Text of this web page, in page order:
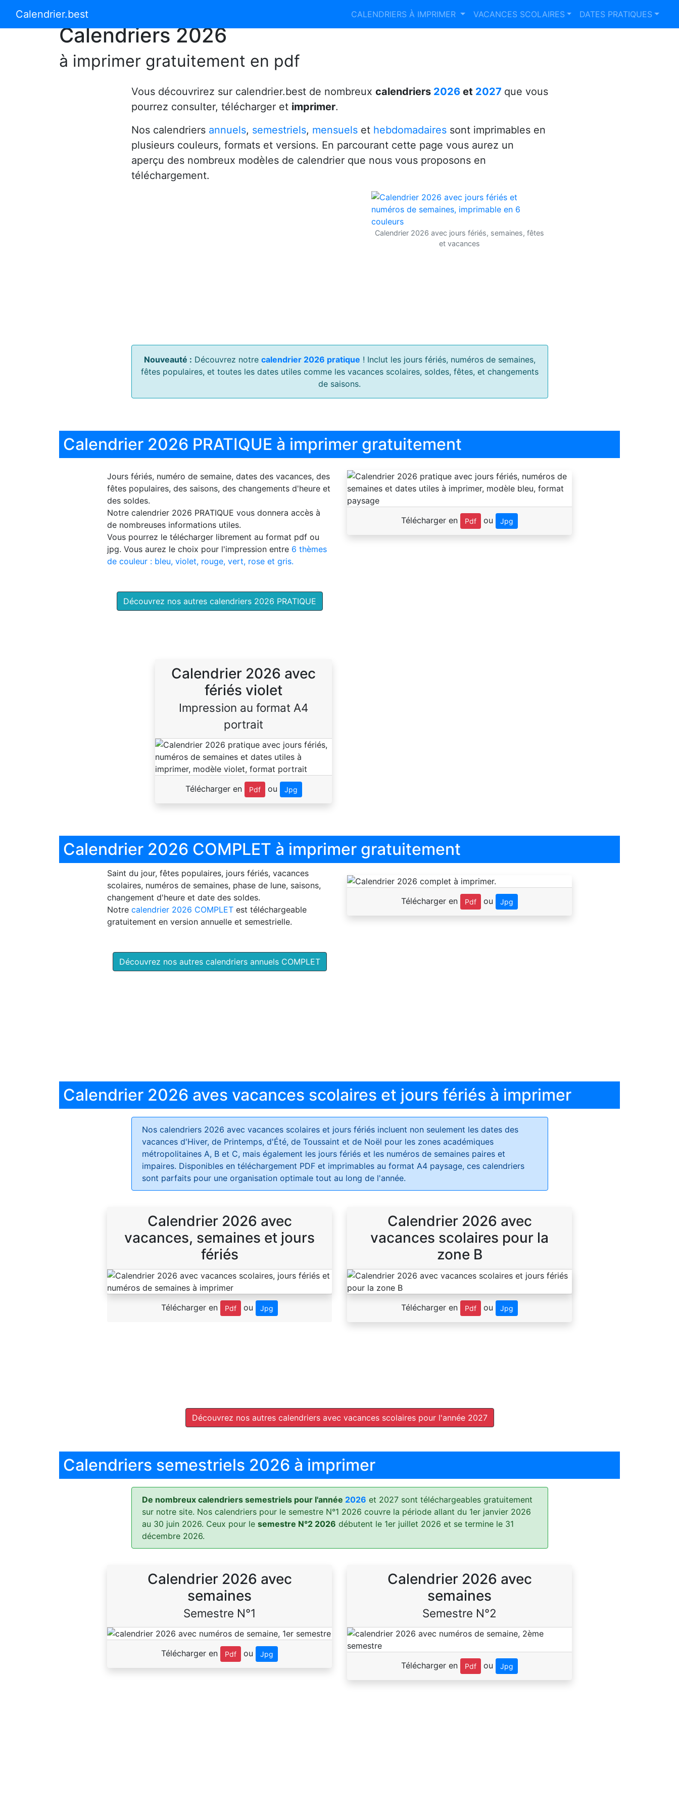
Calendrier.best CALENDRIERS À IMPRIMER VACANCES SCOLAIRES DATES PRATIQUES
Calendrier 2024 Calendrier 2027
Calendriers 2026
à imprimer gratuitement en pdf
Vous découvrirez sur calendrier.best de nombreux calendriers 2026et 2027 que vous
pourrez consulter, télécharger et imprimer.
Nos calendriers annuels, semestriels, mensuelset hebdomadairessont imprimables en
plusieurs couleurs, formats et versions. En parcourant cette page vous aurez un
aperçu des nombreux modèles de calendrier que nous vous proposons en
téléchargement.
Calendrier 2026 avec jours fériés, semaines, fêtes
et vacances
Nouveauté : Découvrez notre calendrier 2026 pratique ! Inclut les jours fériés, numéros de semaines,
fêtes populaires, et toutes les dates utiles comme les vacances scolaires, soldes, fêtes, et changements
de saisons.
Calendrier 2026 PRATIQUE à imprimer gratuitement
Jours fériés, numéro de semaine, dates des vacances, des
fêtes populaires, des saisons, des changements d'heure et
des soldes.
Notre calendrier 2026 PRATIQUE vous donnera accès à
de nombreuses informations utiles.
Vous pourrez le télécharger librement au format pdf ou
jpg. Vous aurez le choix pour l'impression entre 6 thèmes
de couleur : bleu, violet, rouge, vert, rose et gris.
Découvrez nos autres calendriers 2026 PRATIQUE
Télécharger en Pdf ou Jpg
Calendrier 2026 avec
fériés violet
Impression au format A4
portrait
Télécharger en Pdf ou Jpg
Calendrier 2026 COMPLET à imprimer gratuitement
Saint du jour, fêtes populaires, jours fériés, vacances
scolaires, numéros de semaines, phase de lune, saisons,
changement d'heure et date des soldes.
Notre calendrier 2026 COMPLET est téléchargeable
gratuitement en version annuelle et semestrielle.
Découvrez nos autres calendriers annuels COMPLET
Télécharger en Pdf ou Jpg
Calendrier 2026 aves vacances scolaires et jours fériés à imprimer
Nos calendriers 2026 avec vacances scolaires et jours fériésincluent non seulement les dates des
vacances d'Hiver, de Printemps, d'Été, de Toussaint et de Noël pour les zones académiques
métropolitaines A, B et C, mais également les jours fériés et les numéros de semaines paires et
impaires. Disponibles en téléchargement PDF et imprimables au format A4 paysage, ces calendriers
sont parfaits pour une organisation optimale tout au long de l'année.
Calendrier 2026 avec
vacances, semaines et jours
fériés
Télécharger en Pdf ou Jpg
Calendrier 2026 avec
vacances scolaires pour la
zone B
Télécharger en Pdf ou Jpg
Découvrez nos autres calendriers avec vacances scolaires pour l'année 2027
Calendriers semestriels 2026 à imprimer
De nombreux calendriers semestriels pour l'année 2026 et 2027 sont téléchargeables gratuitement
sur notre site. Nos calendriers pour le semestre N°1 2026 couvre la période allant du 1er janvier 2026
au 30 juin 2026. Ceux pour le semestre N°2 2026 débutent le 1er juillet 2026 et se termine le 31
décembre 2026.
Calendrier 2026 avec
semaines
Semestre N°1
Télécharger en Pdf ou Jpg
Calendrier 2026 avec
semaines
Semestre N°2
Télécharger en Pdf ou Jpg